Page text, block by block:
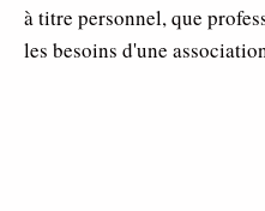
à titre personnel, que
les besoins d'une